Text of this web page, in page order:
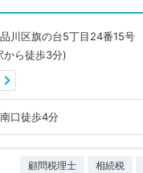
川区旗の台5丁目24番15号
から徒歩3分)
口徒歩4分
顧問税理士 相続税